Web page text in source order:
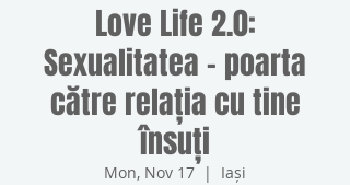
Love Life 2.0:
Sexualitatea – poarta
către relația cu tine
însuți
Mon, Nov 17
  |
Iași